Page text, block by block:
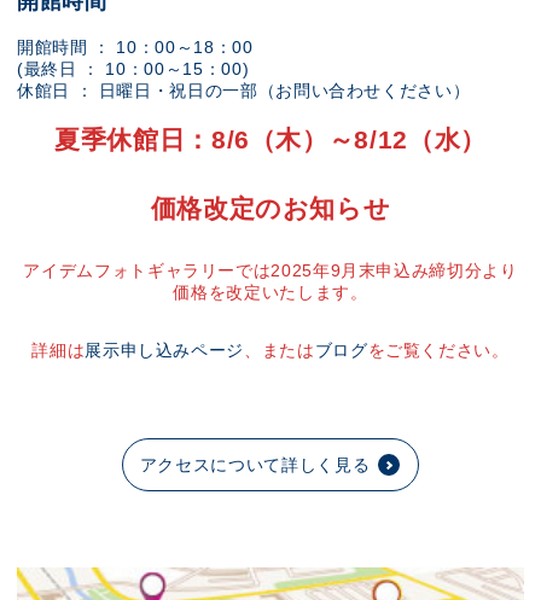
開館時間 ： 10：00～18：00
(最終日 ： 10：00～15：00)
休館日 ： 日曜日・祝日の一部（お問い合わせください）
夏季休館日：8/6（木）～8/12（水）
価格改定のお知らせ
アイデムフォトギャラリーでは2025年9月末申込み締切分より
価格を改定いたします。
詳細は展示申し込みページ、またはブログをご覧ください。
アクセスについて詳しく見る